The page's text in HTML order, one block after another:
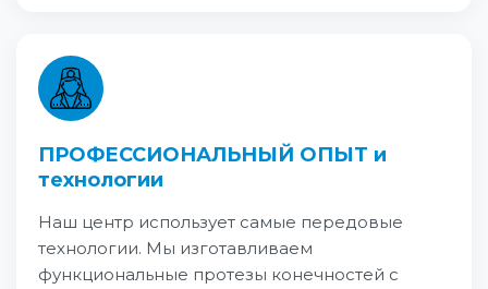
ПРОФЕССИОНАЛЬНЫЙ ОПЫТ и
технологии
Наш центр использует самые передовые
технологии. Мы изготавливаем
функциональные протезы конечностей с